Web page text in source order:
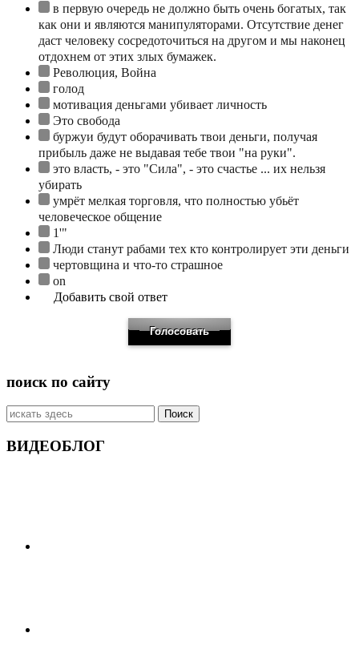
в первую очередь не должно быть очень богатых, так
как они и являются манипуляторами. Отсутствие денег
даст человеку сосредоточиться на другом и мы наконец
отдохнем от этих злых бумажек.
Революция, Война
голод
мотивация деньгами убивает личность
Это свобода
буржуи будут оборачивать твои деньги, получая
прибыль даже не выдавая тебе твои "на руки".
это власть, - это "Сила", - это счастье ... их нельзя
убирать
умрёт мелкая торговля, что полностью убьёт
человеческое общение
1'"
Люди станут рабами тех кто контролирует эти деньги
чертовщина и что-то страшное
on
Добавить свой ответ
поиск по сайту
Искать:
ВИДЕОБЛОГ